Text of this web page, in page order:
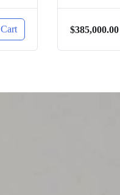
$385,000.00